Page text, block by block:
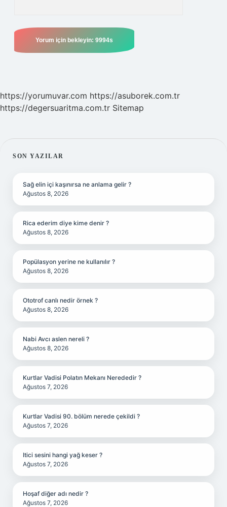
https://yorumuvar.com https://asuborek.com.tr
https://degersuaritma.com.tr Sitemap
SIDEBAR
SON YAZILAR
Sağ elin içi kaşınırsa ne anlama gelir ?
Ağustos 8, 2026
Rica ederim diye kime denir ?
Ağustos 8, 2026
Popülasyon yerine ne kullanılır ?
Ağustos 8, 2026
Ototrof canlı nedir örnek ?
Ağustos 8, 2026
Nabi Avcı aslen nereli ?
Ağustos 8, 2026
Kurtlar Vadisi Polatın Mekanı Nerededir ?
Ağustos 7, 2026
Kurtlar Vadisi 90. bölüm nerede çekildi ?
Ağustos 7, 2026
Itici sesini hangi yağ keser ?
Ağustos 7, 2026
Hoşaf diğer adı nedir ?
Ağustos 7, 2026